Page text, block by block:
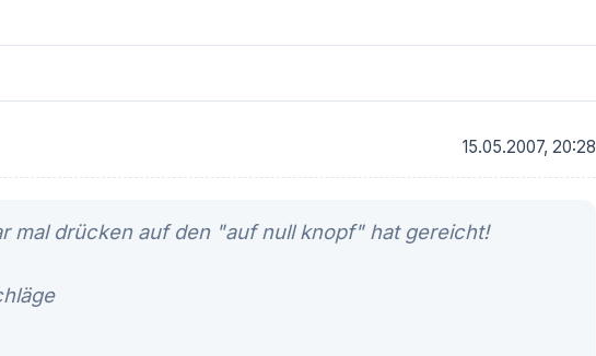
15.05.2007, 20:28
mal drücken auf den "auf null knopf" hat gereicht!